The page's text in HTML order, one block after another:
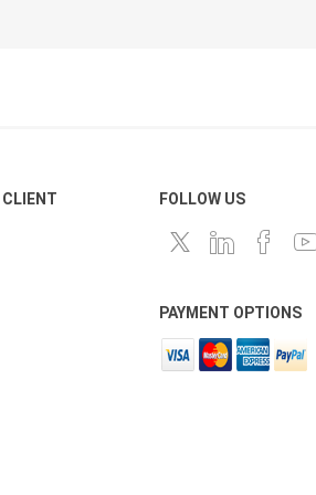
CLIENT FOLLOW US
PAYMENT OPTIONS